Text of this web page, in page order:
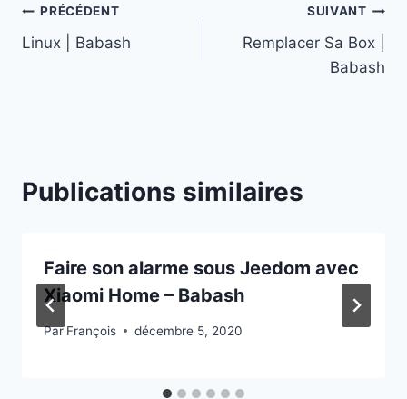
Navigation
de
PRÉCÉDENT
Linux | Babash
SUIVANT
Remplacer Sa Box |
Babash
Publications similaires
Faire son alarme sous Jeedom avec
Xiaomi Home – Babash
Par François décembre 5, 2020